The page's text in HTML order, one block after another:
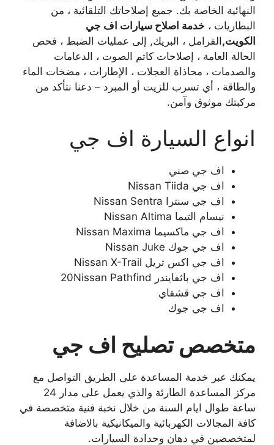
النهائية الخاصة بك. جميع إصلاحاتك التلقائية ، من
البطاريات ، خدمة اصلاح سيارات اف جي
الكويت,الفرامل ، البريك, إلى عمليات الضبط ، فحص
الحالة العامة ، إصلاحات كاتم الصوت ، الدعامات
والصدمات ، محاذاة العجلات ، الإطارات ، مضخات الماء
والطاقة ، أي تسرب للزيت أو المبرد – دعنا نتأكد من
مركبتك موثوق وآمن.
انواع السيارة اف جي
اف جي صني
اف جي Nissan Tiida
اف جي سنترا Nissan Sentra
نيسام التيما Nissan Altima
اف جي ماكسيما Nissan Maxima
اف جي جوك Nissan Juke
اف جي اكس تريل Nissan X-Trail
اف جي باثفايندر 20Nissan Pathfind
اف جي قشقاي
اف جي جوك
متخصص تصليح اف جي
يمكنك عبر خدمة المساعدة على الطريق التواصل مع
مركز المساعدة الطارئة والذي يعمل على مدار 24
ساعة طوال ايام السنة من خلال نخبة فنية متخصصة في
كافة المجالات الكهربائية والميكانيكية بالاضافة
لمتخصصين في دهان وحدادة السيارات.